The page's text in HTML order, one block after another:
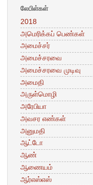
லேபிள்கள்
2018
அமெரிக்கப் பெண்கள்
அமைச்சர்
அமைச்சரவை
அமைச்சரவை முடிவு
அமைதி
அருள்மொழி
அரேபியா
அவசர எண்கள்
அனுமதி
ஆட்டோ
ஆண்
ஆணையம்
ஆர்எஸ்எஸ்